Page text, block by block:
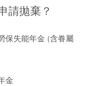
請拋棄？
保失能年金 (含眷屬
金